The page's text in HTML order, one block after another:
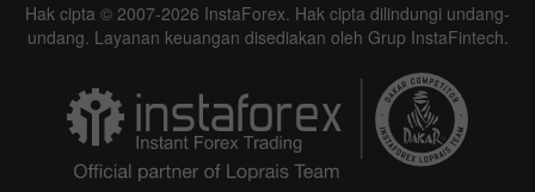
Hak cipta © 2007-2026 InstaForex. Hak cipta dilindungi undang-
undang. Layanan keuangan disediakan oleh Grup InstaFintech.